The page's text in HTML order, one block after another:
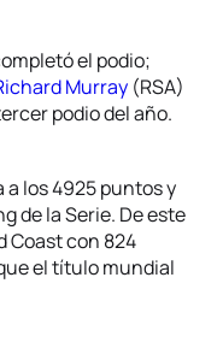
el podio;
Murray (RSA)
podio del año.
a los 4925 puntos y
de la Serie. De este
Coast con 824
el título mundial